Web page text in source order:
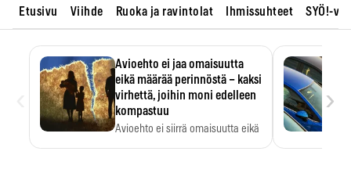
Etusivu Viihde Ruoka ja ravintolat Ihmissuhteet SYÖ!-
Avioehto ei jaa omaisuutta
eikä määrää perinnöstä – kaksi
virhettä, joihin moni edelleen
kompastuu
Avioehto ei siirrä omaisuutta eikä
›